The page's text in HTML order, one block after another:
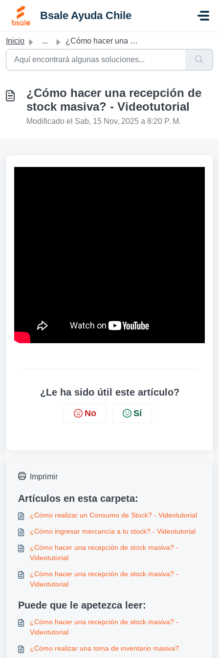
Saltar al contenido principal
Bsale Ayuda Chile
Inicio ... ¿Cómo hacer una recepción de stock masiva? - Videotutorial
¿Cómo hacer una recepción de
stock masiva? - Videotutorial
Modificado el Sab, 15 Nov, 2025 a 8:20 P. M.
¿Le ha sido útil este artículo?
No Sí
Imprimir
Artículos en esta carpeta:
¿Cómo realizar un Consumo de Stock? - Videotutorial
¿Cómo ingresar mercancía a tu stock? - Videotutorial
¿Cómo hacer una recepción de stock masiva? -
Videotutorial
¿Cómo hacer una recepción de stock masiva? -
Videotutorial
Puede que le apetezca leer:
¿Cómo hacer una recepción de stock masiva? -
Videotutorial
¿Cómo realizar una toma de inventario masiva?